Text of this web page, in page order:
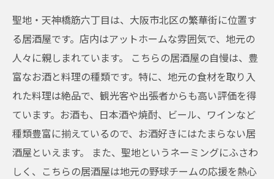
聖地・天神橋筋六丁目は、大阪市北区の繁華街に位置す
る居酒屋です。店内はアットホームな雰囲気で、地元の
人々に親しまれています。 こちらの居酒屋の自慢は、豊
富なお酒と料理の種類です。特に、地元の食材を取り入
れた料理は絶品で、観光客や出張者からも高い評価を得
ています。お酒も、日本酒や焼酎、ビール、ワインなど
種類豊富に揃えているので、お酒好きにはたまらない居
酒屋といえます。 また、聖地というネーミングにふさわ
しく、こちらの居酒屋は地元の野球チームの応援を熱心